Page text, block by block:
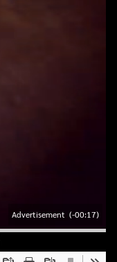
Advertisement (-00:14)